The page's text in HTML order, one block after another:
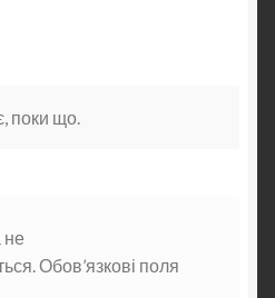
поки що.
не
Обов’язкові поля